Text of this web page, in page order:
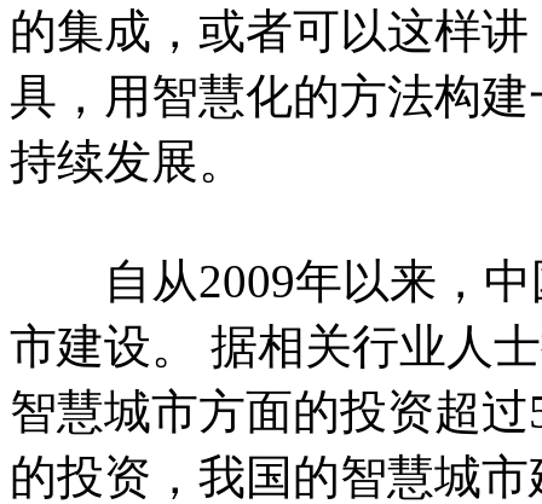
的集成，或者可以这样
具，用智慧化的方法构
持续发展。
自从2009年以来，中
市建设。 据相关行业人
智慧城市方面的投资超
的投资，我国的智慧城